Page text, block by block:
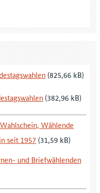
Wählende
seit 1957
und Briefwählenden